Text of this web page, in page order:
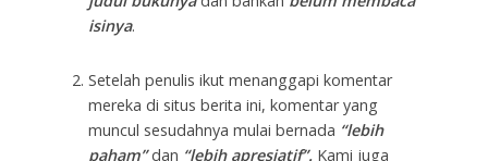
isinya.
Setelah penulis ikut menanggapi komentar
mereka di situs berita ini, komentar yang
muncul sesudahnya mulai bernada “lebih
paham”dan “lebih apresiatif”.Kami juga